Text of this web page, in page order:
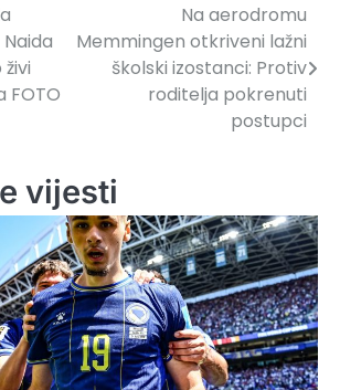
FOTO
Na aerodromu
Memmingen otkriveni lažni
školski izostanci: Protiv
roditelja pokrenuti
postupci
vijesti